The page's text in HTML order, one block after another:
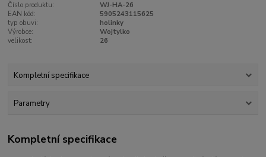
Číslo produktu:
WJ-HA-26
EAN kód:
5905243115625
typ obuvi:
holinky
Výrobce:
Wojtylko
velikost:
26
Kompletní specifikace
Parametry
Kompletní specifikace